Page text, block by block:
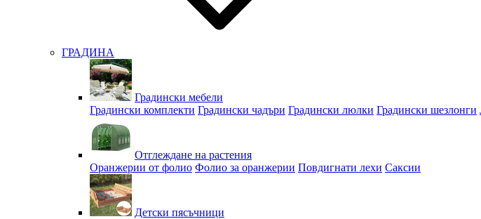
ГРАДИНА
Градински мебели
Градински комплекти Градински чадъри Градински люлки Градински шезлонги
Отглеждане на растения
Оранжерии от фолио Фолио за оранжерии Повдигнати лехи Саксии
Детски пясъчници